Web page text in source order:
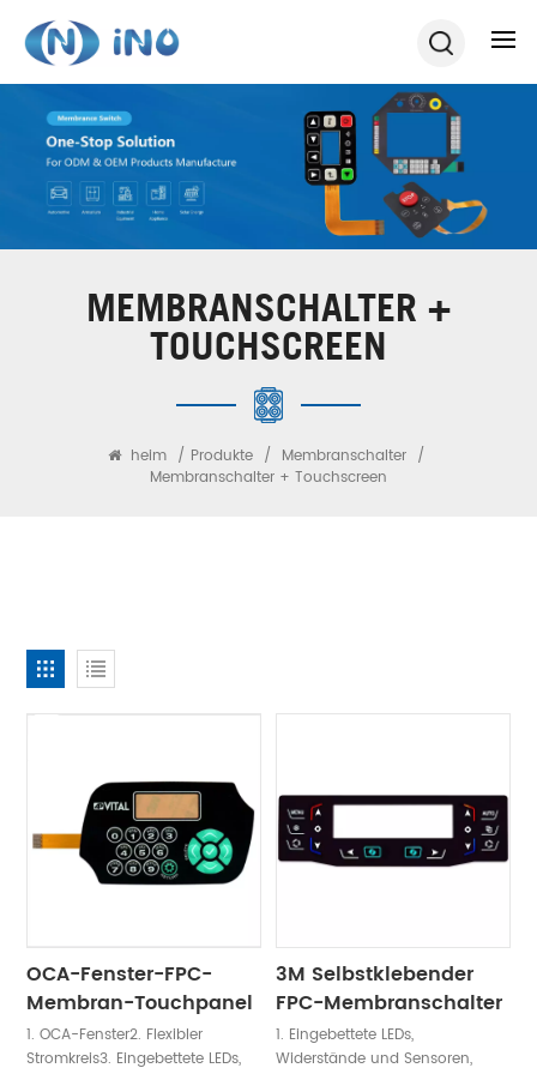
MEMBRANSCHALTER +
TOUCHSCREEN
heim / Produkte / Membranschalter /
Membranschalter + Touchscreen
OCA-Fenster-FPC-
Membran-Touchpanel
1. OCA-Fenster2. Flexibler
Stromkreis3. Eingebettete LEDs,
3M Selbstklebender
FPC-Membranschalter
1. Eingebettete LEDs,
Widerstände und Sensoren,